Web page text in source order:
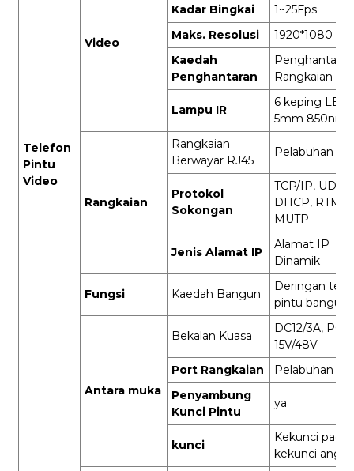
Telefon
Pintu
Video
Video
Kadar Bingkai
1~25Fps
Maks. Resolusi
1920*1080
Kaedah
Penghantaran
Penghantaran
Rangkaian
Lampu IR
6 keping LED
5mm 850nm
Rangkaian
Rangkaian
Berwayar RJ45
Pelabuhan
Protokol
Sokongan
TCP/IP, UDP/
DHCP, RTMP,
MUTP
Jenis Alamat IP
Alamat IP
Dinamik
Fungsi Kaedah Bangun
Deringan
pintu bangun
Antara muka
Bekalan Kuasa
DC12/3A, POE
15V/48V
Port Rangkaian
Pelabuhan
Penyambung
Kunci Pintu
ya
kunci
Kekunci pad
kekunci angka